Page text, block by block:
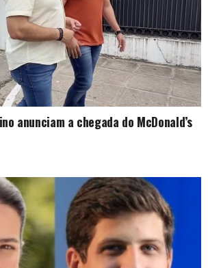
anunciam a chegada do McDonald’s